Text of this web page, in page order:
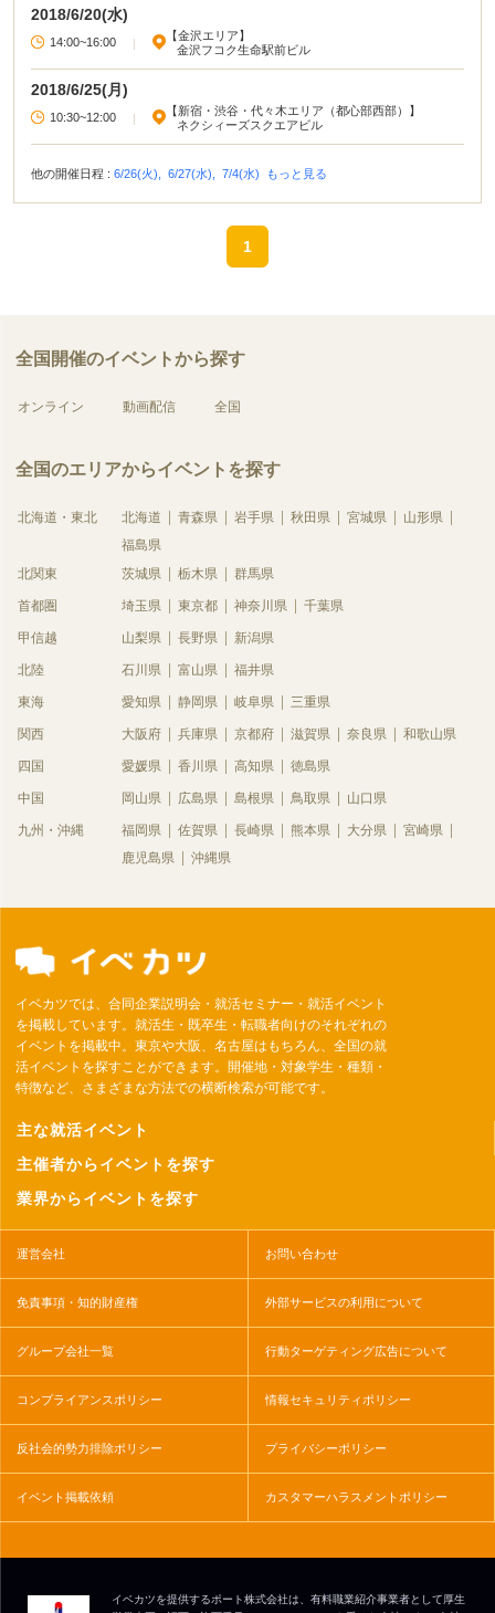
2018/6/20(水)
14:00~16:00 |
【金沢エリア】
金沢フコク生命駅前ビル
2018/6/25(月)
10:30~12:00 |
【新宿・渋谷・代々木エリア（都心部西部）】
ネクシィーズスクエアビル
他の開催日程 : 6/26(火), 6/27(水), 7/4(水) もっと見る
1
全国開催のイベントから探す
オンライン 動画配信 全国
全国のエリアからイベントを探す
北海道・東北 北海道 青森県 岩手県 秋田県 宮城県
山形県
福島県
北関東
茨城県 栃木県 群馬県
首都圏 埼玉県 東京都 神奈川県 千葉県
甲信越 山梨県 長野県 新潟県
北陸 石川県 富山県 福井県
東海 愛知県 静岡県 岐阜県 三重県
関西 大阪府 兵庫県 京都府 滋賀県 奈良県 和歌山県
四国 愛媛県 香川県 高知県 徳島県
中国 岡山県 広島県 島根県 鳥取県 山口県
九州・沖縄 福岡県 佐賀県 長崎県 熊本県 大分県
宮崎県
鹿児島県
沖縄県
イベカツでは、合同企業説明会・就活セミナー・就活イベント
を掲載しています。就活生・既卒生・転職者向けのそれぞれの
イベントを掲載中。東京や大阪、名古屋はもちろん、全国の就
活イベントを探すことができます。開催地・対象学生・種類・
特徴など、さまざまな方法での横断検索が可能です。
主な就活イベント
主催者からイベントを探す
業界からイベントを探す
運営会社 お問い合わせ
免責事項・知的財産権 外部サービスの利用について
グループ会社一覧 行動ターゲティング広告について
コンプライアンスポリシー 情報セキュリティポリシー
反社会的勢力排除ポリシー プライバシーポリシー
イベント掲載依頼 カスタマーハラスメントポリシー